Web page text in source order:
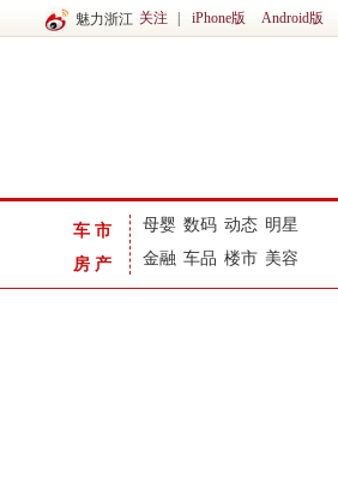
魅力浙江 关注 iPhone版 Android版
车市
房产
母婴 数码 动态 明星
金融 车品 楼市 美容